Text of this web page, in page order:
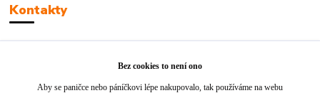
Kontakty
Bez cookies to není ono
Aby se paničce nebo páníčkovi lépe nakupovalo, tak používáme na webu